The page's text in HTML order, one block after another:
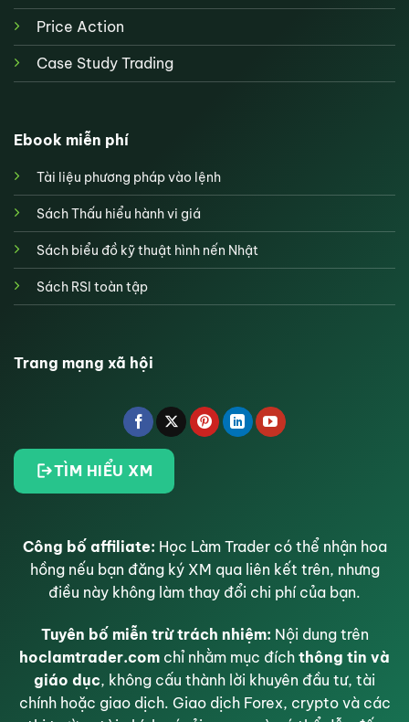
Price Action
Case Study Trading
Ebook miễn phí
Tài liệu phương pháp vào lệnh
Sách Thấu hiểu hành vi giá
Sách biểu đồ kỹ thuật hình nến Nhật
Sách RSI toàn tập
Trang mạng xã hội
TÌM HIỂU XM
Công bố affiliate: Học Làm Trader có thể nhận hoa
hồng nếu bạn đăng ký XM qua liên kết trên, nhưng
điều này không làm thay đổi chi phí của bạn.
Tuyên bố miễn trừ trách nhiệm: Nội dung trên
hoclamtrader.com chỉ nhằm mục đích thông tin và
giáo dục, không cấu thành lời khuyên đầu tư, tài
chính hoặc giao dịch. Giao dịch Forex, crypto và các